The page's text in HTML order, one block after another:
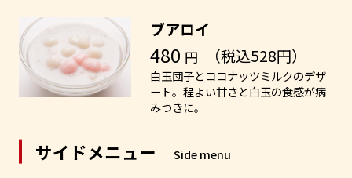
ブアロイ
480 円 （税込528円）
白玉団子とココナッツミルクのデザ
ート。程よい甘さと白玉の食感が病
みつきに。
サイドメニュー Side menu